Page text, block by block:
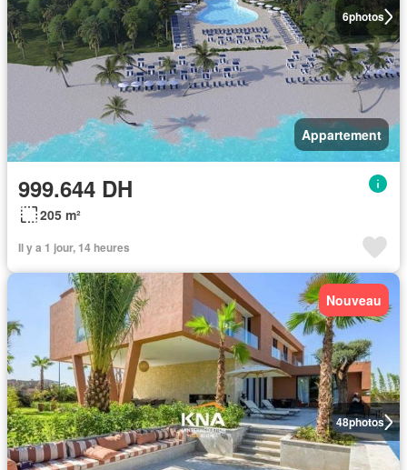
6photos
Appartement
999.644 DH
205 m²
Il y a 1 jour, 14 heures
48photos
Nouveau